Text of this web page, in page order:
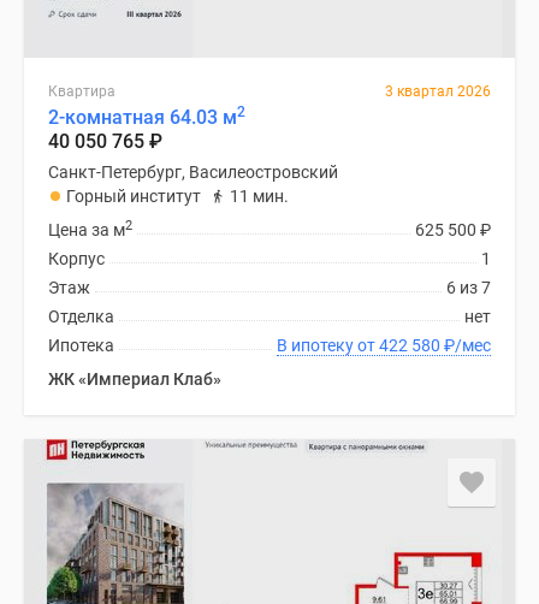
Квартира 3 квартал 2026
2-комнатная 64.03 м2
40 050 765 ₽
Санкт-Петербург, Василеостровский
Горный институт
11 мин.
625 500 ₽
Цена за м2
1
Корпус
6 из 7
Этаж
нет
Отделка
В ипотеку от 422 580 ₽/мес
Ипотека
ЖК «Империал Клаб»